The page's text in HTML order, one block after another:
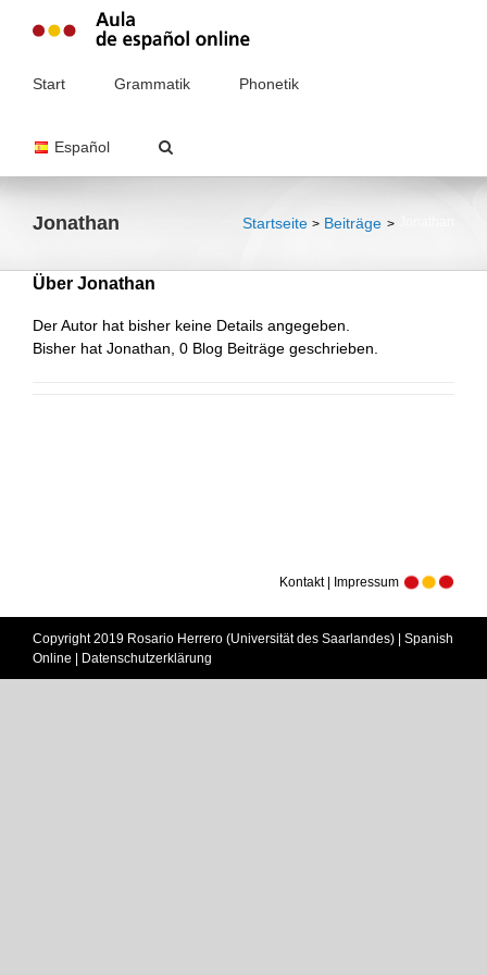
Inhalt
Start
Grammatik Phonetik
Español
Jonathan Startseite Beiträge
Über Jonathan
Der Autor hat bisher keine Details angegeben.
Bisher hat Jonathan, 0 Blog Beiträge geschrieben.
Kontakt | Impressum
Copyright 2019 Rosario Herrero (Universität des Saarlandes) | Spanish
Online | Datenschutzerklärung